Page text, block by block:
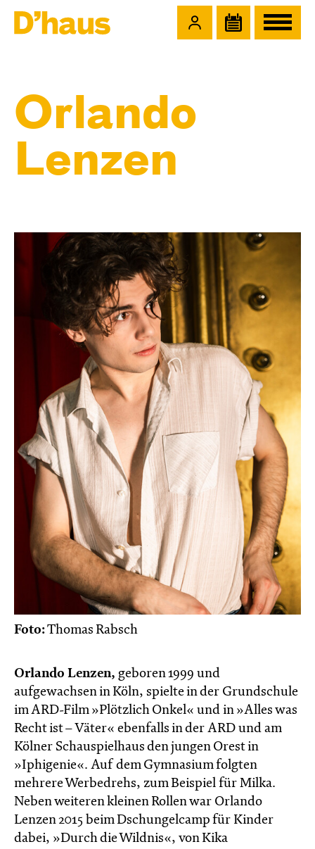
Orlando
Lenzen
Foto:Thomas Rabsch
Orlando Lenzen, geboren 1999 und
aufgewachsen in Köln, spielte in der Grundschule
im ARD-Film »Plötzlich Onkel« und in »Alles was
Recht ist – Väter« ebenfalls in der ARD und am
Kölner Schauspielhaus den jungen Orest in
»Iphigenie«. Auf dem Gymnasium folgten
mehrere Werbedrehs, zum Beispiel für Milka.
Neben weiteren kleinen Rollen war Orlando
Lenzen 2015 beim Dschungelcamp für Kinder
dabei, »Durch die Wildnis«, von Kika